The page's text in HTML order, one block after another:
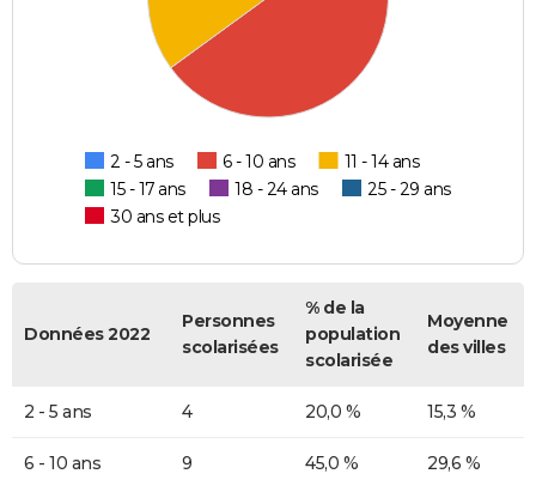
2 - 5 ans 6 - 10 ans
11 - 14 ans
15 - 17 ans
18 - 24 ans
25 - 29 ans
30 ans et plus
Données 2022
Personnes
scolarisées
% de la
population
scolarisée
Moyenne
des villes
2 - 5 ans 4 20,0 % 15,3 %
6 - 10 ans 9 45,0 % 29,6 %